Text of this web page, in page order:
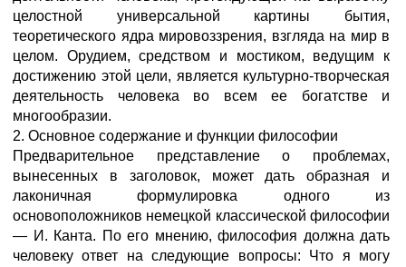
целостной универсальной картины бытия,
теоретического ядра мировоззрения, взгляда на мир в
целом. Орудием, средством и мостиком, ведущим к
достижению этой цели, является культурно-творческая
деятельность человека во всем ее богатстве и
многообразии.
2. Основное содержание и функции философии
Предварительное представление о проблемах,
вынесенных в заголовок, может дать образная и
лаконичная формулировка одного из
основоположников немецкой классической философии
— И. Канта. По его мнению, философия должна дать
человеку ответ на следующие вопросы: Что я могу